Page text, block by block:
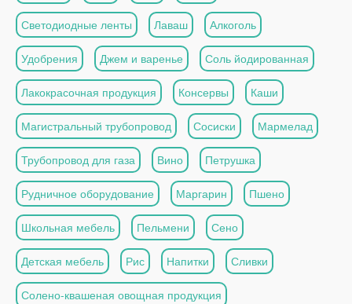
Светодиодные ленты Лаваш Алкоголь
Удобрения Джем и варенье Соль йодированная
Лакокрасочная продукция Консервы Каши
Магистральный трубопровод Сосиски Мармелад
Трубопровод для газа Вино Петрушка
Рудничное оборудование Маргарин Пшено
Школьная мебель Пельмени Сено
Детская мебель Рис Напитки Сливки
Солено-квашеная овощная продукция